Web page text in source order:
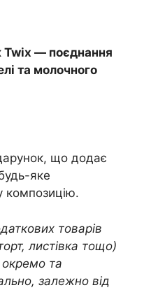
Twix — поєднання
та молочного
що додає
яке
композицію.
товарів
листівка тощо)
та
залежно від